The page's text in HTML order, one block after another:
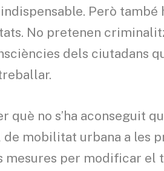
Però també
No pretenen
dels ciutadans
què no s’ha aconseguit
mobilitat urbana a les
per modificar el